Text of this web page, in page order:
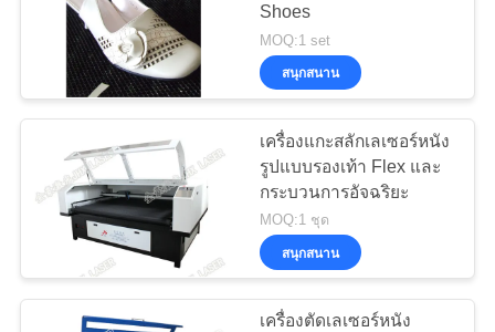
นโยบาย
ความ
เป็น
ส่วน
Banner.Flag.Light
Box เครื่องตัดเลเซอร์
เครื่องตัดเลเซอร์ผ้า
Shoes
MOQ:1 set
สนุกสนาน
เครื่องแกะสลักเลเซอร์หนัง
รูปแบบรองเท้า Flex และ
กระบวนการอัจฉริยะ
MOQ:1 ชุด
สนุกสนาน
เครื่องตัดเลเซอร์หนัง